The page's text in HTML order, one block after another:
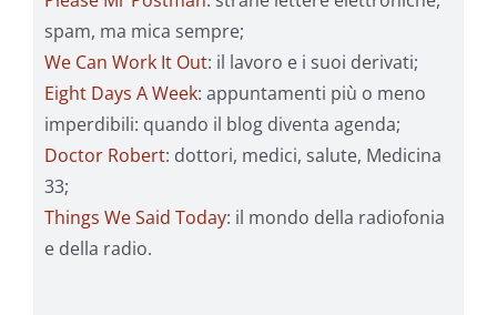
spam, ma mica sempre;
We Can Work It Out: il lavoro e i suoi derivati;
Eight Days A Week: appuntamenti più o meno
imperdibili: quando il blog diventa agenda;
Doctor Robert: dottori, medici, salute, Medicina
33;
Things We Said Today: il mondo della radiofonia
e della radio.